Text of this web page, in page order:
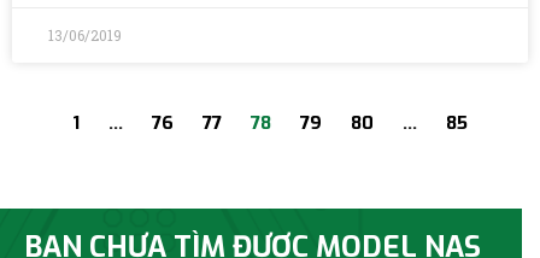
13/06/2019
1 … 76 77 78 79 80 … 85
BẠN CHƯA TÌM ĐƯỢC MODEL NAS